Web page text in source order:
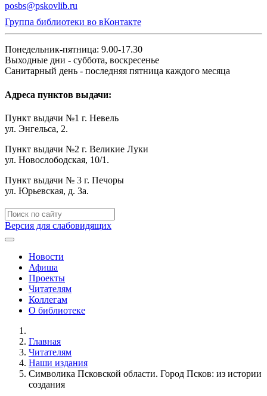
posbs@pskovlib.ru
Группа библиотеки во вКонтакте
Понедельник-пятница: 9.00-17.30
Выходные дни - суббота, воскресенье
Санитарный день - последняя пятница каждого месяца
Адреса пунктов выдачи:
Пункт выдачи №1 г. Невель
ул. Энгельса, 2.
Пункт выдачи №2 г. Великие Луки
ул. Новослободская, 10/1.
Пункт выдачи № 3 г. Печоры
ул. Юрьевская, д. 3а.
Версия для слабовидящих
Новости
Афиша
Проекты
Читателям
Коллегам
О библиотеке
Главная
Читателям
Наши издания
Символика Псковской области. Город Псков: из истории
создания